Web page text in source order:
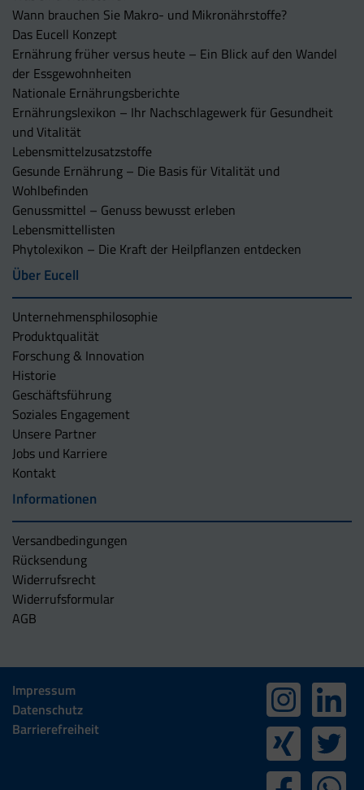
Wann brauchen Sie Makro- und Mikronährstoffe?
Das Eucell Konzept
Ernährung früher versus heute – Ein Blick auf den Wandel
der Essgewohnheiten
Nationale Ernährungsberichte
Ernährungslexikon – Ihr Nachschlagewerk für Gesundheit
und Vitalität
Lebensmittelzusatzstoffe
Gesunde Ernährung – Die Basis für Vitalität und
Wohlbefinden
Genussmittel – Genuss bewusst erleben
Lebensmittellisten
Phytolexikon – Die Kraft der Heilpflanzen entdecken
Über Eucell
Unternehmens­philosophie
Produktqualität
Forschung & Innovation
Historie
Geschäftsführung
Soziales Engagement
Unsere Partner
Jobs und Karriere
Kontakt
Informationen
Versandbedingungen
Rücksendung
Widerrufsrecht
Widerrufsformular
AGB
Impressum
Datenschutz
Barrierefreiheit